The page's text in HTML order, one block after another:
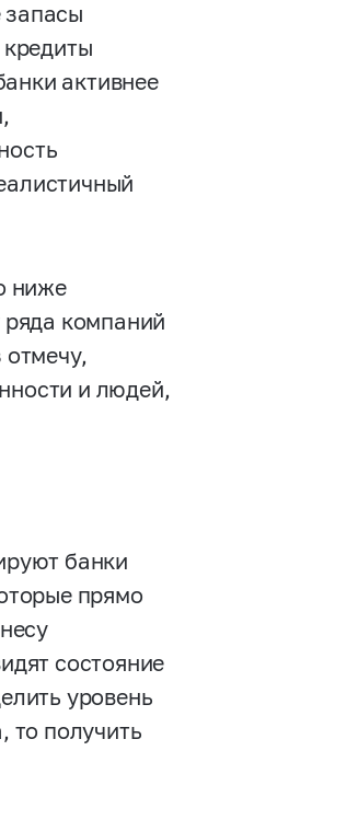
запасы
активнее
ниже
компаний
и людей,
банки
прямо
состояние
уровень
то получить